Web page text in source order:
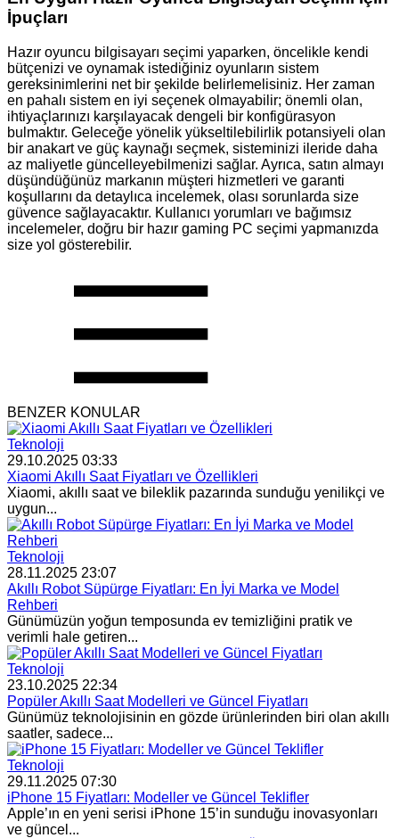
İpuçları
Hazır oyuncu bilgisayarı seçimi yaparken, öncelikle kendi
bütçenizi ve oynamak istediğiniz oyunların sistem
gereksinimlerini net bir şekilde belirlemelisiniz. Her zaman
en pahalı sistem en iyi seçenek olmayabilir; önemli olan,
ihtiyaçlarınızı karşılayacak dengeli bir konfigürasyon
bulmaktır. Geleceğe yönelik yükseltilebilirlik potansiyeli olan
bir anakart ve güç kaynağı seçmek, sisteminizi ileride daha
az maliyetle güncelleyebilmenizi sağlar. Ayrıca, satın almayı
düşündüğünüz markanın müşteri hizmetleri ve garanti
koşullarını da detaylıca incelemek, olası sorunlarda size
güvence sağlayacaktır. Kullanıcı yorumları ve bağımsız
incelemeler, doğru bir hazır gaming PC seçimi yapmanızda
size yol gösterebilir.
BENZER KONULAR
Teknoloji
29.10.2025 03:33
Xiaomi Akıllı Saat Fiyatları ve Özellikleri
Xiaomi, akıllı saat ve bileklik pazarında sunduğu yenilikçi ve
uygun...
Teknoloji
28.11.2025 23:07
Akıllı Robot Süpürge Fiyatları: En İyi Marka ve Model
Rehberi
Günümüzün yoğun temposunda ev temizliğini pratik ve
verimli hale getiren...
Teknoloji
23.10.2025 22:34
Popüler Akıllı Saat Modelleri ve Güncel Fiyatları
Günümüz teknolojisinin en gözde ürünlerinden biri olan akıllı
saatler, sadece...
Teknoloji
29.11.2025 07:30
iPhone 15 Fiyatları: Modeller ve Güncel Teklifler
Apple’ın en yeni serisi iPhone 15’in sunduğu inovasyonları
ve güncel...